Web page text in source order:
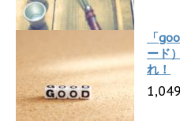
「
ード
れ！